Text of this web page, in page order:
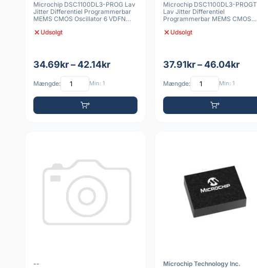
Microchip DSC1100DL3-PROG Lav
Jitter Differentiel Programmerbar
MEMS CMOS Oscillator 6 VDFN
Udsolgt
34.69kr – 42.14kr
Mængde: Min: 1
Microchip DSC1100DL3-PROGT
Lav Jitter Differentiel
Programmerbar MEMS CMOS
Udsolgt
37.91kr – 46.04kr
Mængde: Min: 1
-- Microchip Technology Inc.